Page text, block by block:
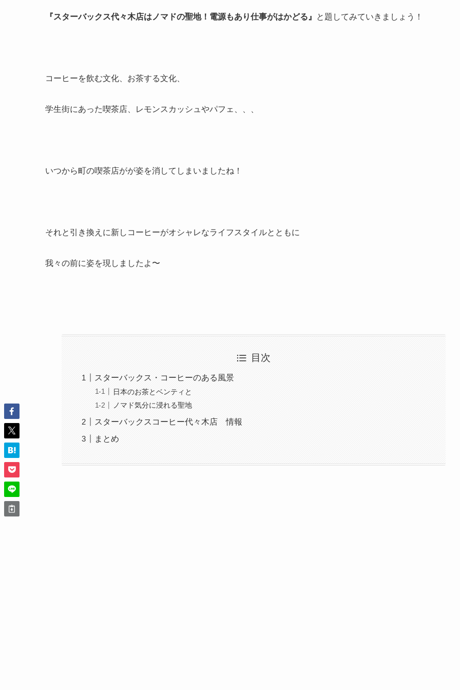
『スターバックス代々木店はノマドの聖地！電源もあり仕事がはかどる』 と題してみていきましょう！
コーヒーを飲む文化、お茶する文化、
学生街にあった喫茶店、レモンスカッシュやパフェ、、、
いつから町の喫茶店がが姿を消してしまいましたね！
それと引き換えに新しコーヒーがオシャレなライフスタイルとともに
我々の前に姿を現しましたよ〜
目次
スターバックス・コーヒーのある風景
日本のお茶とベンティと
ノマド気分に浸れる聖地
スターバックスコーヒー代々木店 情報
まとめ